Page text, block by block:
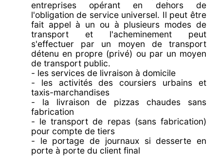
entreprises opérant en dehors de
l'obligation de service universel. Il peut être
fait appel à un ou à plusieurs modes de
transport et l'acheminement peut
s'effectuer par un moyen de transport
détenu en propre (privé) ou par un moyen
de transport public.
- les services de livraison à domicile
- les activités des coursiers urbains et
taxis-marchandises
- la livraison de pizzas chaudes sans
fabrication
- le transport de repas (sans fabrication)
pour compte de tiers
- le portage de journaux si desserte en
porte à porte du client final